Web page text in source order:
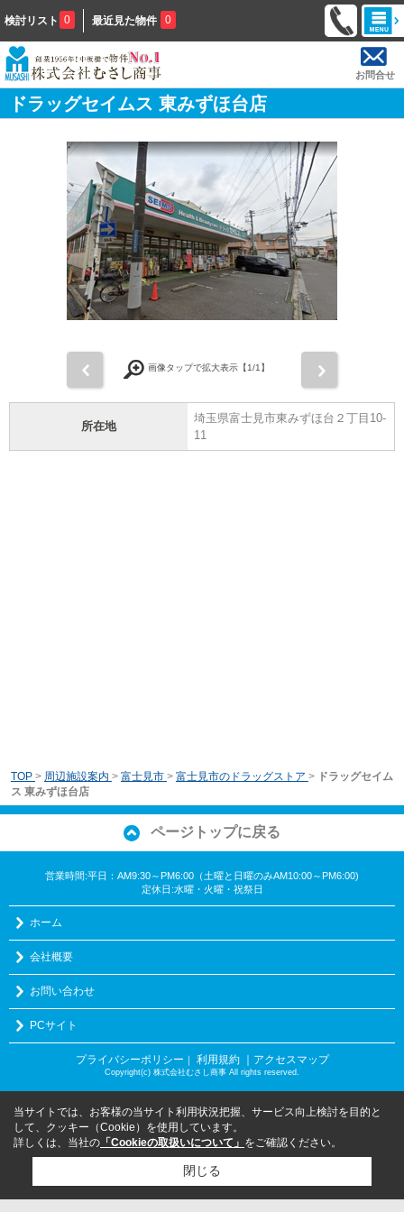
検討リスト 0 最近見た物件 0
お問合せ
ドラッグセイムス 東みずほ台店
画像タップで拡大表示【1/1】
所在地
埼玉県富士見市東みずほ台２丁目10-
11
TOP > 周辺施設案内 > 富士見市 > 富士見市のドラッグストア > ドラッグセイム
ス 東みずほ台店
ページトップに戻る
営業時間:平日：AM9:30～PM6:00（土曜と日曜のみAM10:00～PM6:00)
定休日:水曜・火曜・祝祭日
ホーム
会社概要
お問い合わせ
PCサイト
プライバシーポリシー ｜ 利用規約 ｜アクセスマップ
Copyright(c) 株式会社むさし商事 All rights reserved.
当サイトでは、お客様の当サイト利用状況把握、サービス向上検討を目的と
して、クッキー（Cookie）を使用しています。
詳しくは、当社の 「Cookieの取扱いについて」 をご確認ください。
閉じる